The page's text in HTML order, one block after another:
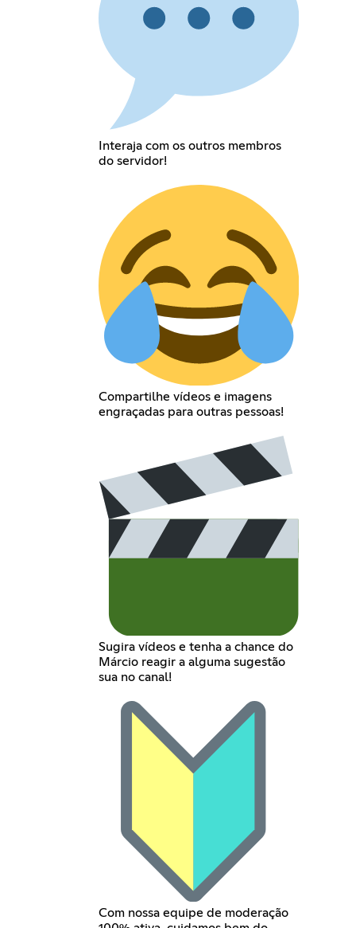
Interaja com os outros membros
do servidor!
Compartilhe vídeos e imagens
engraçadas para outras pessoas!
Sugira vídeos e tenha a chance do
Márcio reagir a alguma sugestão
sua no canal!
Com nossa equipe de moderação